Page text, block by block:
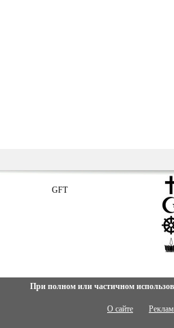
GFT
При полном или частичном
О сайте